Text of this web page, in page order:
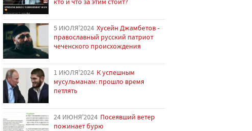
5 ИЮЛЯ'2024 Хусейн Джамбетов -
православный русский патриот
чеченского происхождения
1 ИЮЛЯ'2024 К успешным
мусульманам: прошло время
петлять
24 ИЮНЯ'2024 Посеявший ветер
пожинает бурю